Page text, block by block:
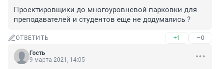
Проектировщики до многоуровневой парковки для
преподавателей и студентов еще не додумались ?
ОТВЕТИТЬ +1 –0
Гость
9 марта 2021, 14:05